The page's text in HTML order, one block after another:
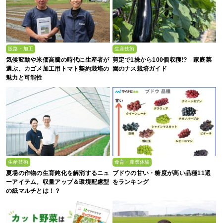
販路・加工
気候変動や米価高騰の時代に生産者が
選ぶ、カゴメ加工用トマト契約栽培の
魅力と可能性
生産技術
剪定で1株から100個収穫!? 家庭菜
園のナス栽培ガイド
生産技術
夏場の作物の生育鈍化を解消するニュ
ーアイテム。収量アップ＆環境配慮型
の紙マルチとは！？
食育・農業体験
ブドウの甘い・糖度が高い品種11選
をランキング